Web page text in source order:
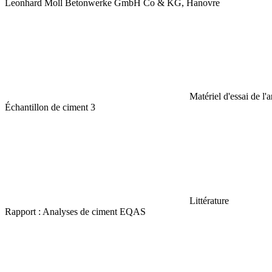
Leonhard Moll Betonwerke GmbH Co & KG, Hanovre
Matériel d'essai de
Échantillon de ciment 3
Littérature
Rapport : Analyses de ciment EQAS